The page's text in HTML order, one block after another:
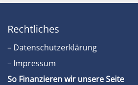
Rechtliches
– Datenschutzerklärung
– Impressum
So Finanzieren wir unsere Seite